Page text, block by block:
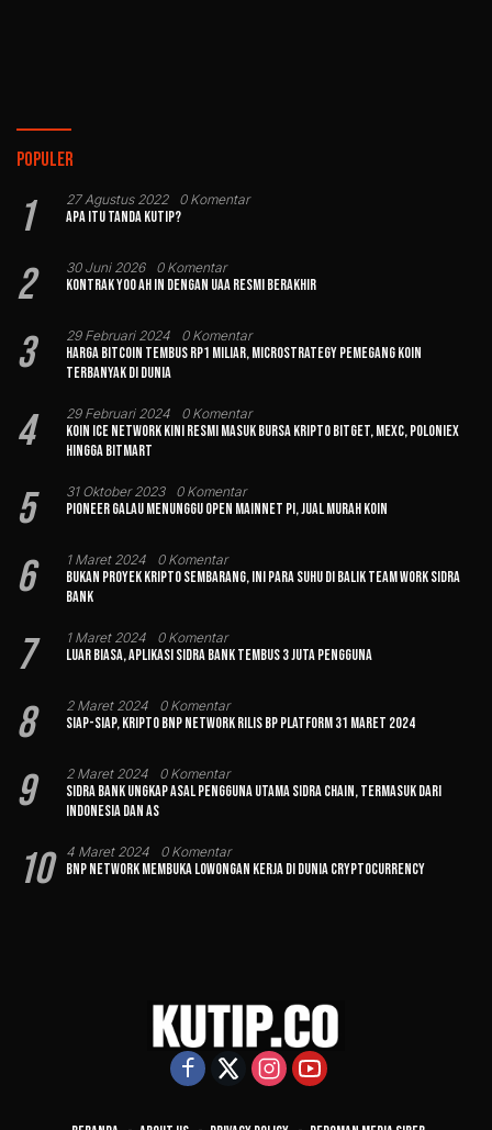
Populer
1 27 Agustus 2022 0 Komentar
Apa Itu Tanda Kutip?
2 30 Juni 2026 0 Komentar
Kontrak Yoo Ah In dengan UAA Resmi Berakhir
3 29 Februari 2024 0 Komentar
Harga Bitcoin Tembus Rp1 Miliar, MicroStrategy Pemegang Koin
Terbanyak di Dunia
4 29 Februari 2024 0 Komentar
Koin Ice Network Kini Resmi Masuk Bursa Kripto Bitget, MEXC, Poloniex
hingga BitMart
5 31 Oktober 2023 0 Komentar
Pioneer Galau Menunggu Open Mainnet Pi, Jual Murah Koin
6 1 Maret 2024 0 Komentar
Bukan Proyek Kripto Sembarang, Ini Para Suhu di Balik Team Work Sidra
Bank
7 1 Maret 2024 0 Komentar
Luar Biasa, Aplikasi Sidra Bank Tembus 3 Juta Pengguna
8 2 Maret 2024 0 Komentar
Siap-siap, Kripto BNP Network Rilis BP Platform 31 Maret 2024
9 2 Maret 2024 0 Komentar
Sidra Bank Ungkap Asal Pengguna Utama Sidra Chain, Termasuk dari
Indonesia dan AS
10 4 Maret 2024 0 Komentar
BNP Network Membuka Lowongan Kerja di Dunia Cryptocurrency